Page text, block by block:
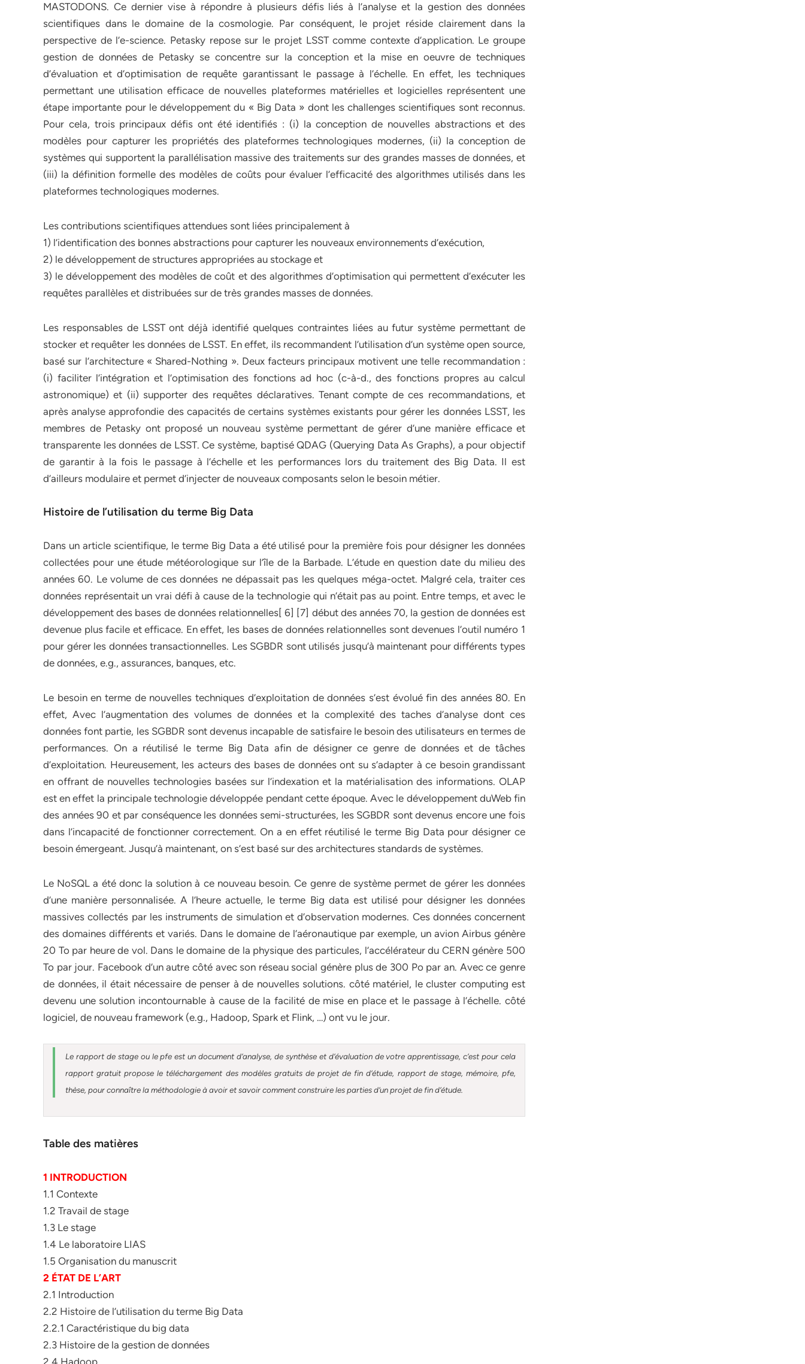
MASTODONS. Ce dernier vise à répondre à plusieurs défis liés à l’analyse et la gestion des données
scientifiques dans le domaine de la cosmologie. Par conséquent, le projet réside clairement dans la
perspective de l’e-science. Petasky repose sur le projet LSST comme contexte d’application. Le groupe
gestion de données de Petasky se concentre sur la conception et la mise en oeuvre de techniques
d’évaluation et d’optimisation de requête garantissant le passage à l’échelle. En effet, les techniques
permettant une utilisation efficace de nouvelles plateformes matérielles et logicielles représentent une
étape importante pour le développement du « Big Data » dont les challenges scientifiques sont reconnus.
Pour cela, trois principaux défis ont été identifiés : (i) la conception de nouvelles abstractions et des
modèles pour capturer les propriétés des plateformes technologiques modernes, (ii) la conception de
systèmes qui supportent la parallélisation massive des traitements sur des grandes masses de données, et
(iii) la définition formelle des modèles de coûts pour évaluer l’efficacité des algorithmes utilisés dans les
plateformes technologiques modernes.
Les contributions scientifiques attendues sont liées principalement à
1) l’identification des bonnes abstractions pour capturer les nouveaux environnements d’exécution,
2) le développement de structures appropriées au stockage et
3) le développement des modèles de coût et des algorithmes d’optimisation qui permettent d’exécuter les
requêtes parallèles et distribuées sur de très grandes masses de données.
Les responsables de LSST ont déjà identifié quelques contraintes liées au futur système permettant de
stocker et requêter les données de LSST. En effet, ils recommandent l’utilisation d’un système open source,
basé sur l’architecture « Shared-Nothing ». Deux facteurs principaux motivent une telle recommandation :
(i) faciliter l’intégration et l’optimisation des fonctions ad hoc (c-à-d., des fonctions propres au calcul
astronomique) et (ii) supporter des requêtes déclaratives. Tenant compte de ces recommandations, et
après analyse approfondie des capacités de certains systèmes existants pour gérer les données LSST, les
membres de Petasky ont proposé un nouveau système permettant de gérer d’une manière efficace et
transparente les données de LSST. Ce système, baptisé QDAG (Querying Data As Graphs), a pour objectif
de garantir à la fois le passage à l’échelle et les performances lors du traitement des Big Data. Il est
d’ailleurs modulaire et permet d’injecter de nouveaux composants selon le besoin métier.
Histoire de l’utilisation du terme Big Data
Dans un article scientifique, le terme Big Data a été utilisé pour la première fois pour désigner les données
collectées pour une étude météorologique sur l’île de la Barbade. L’étude en question date du milieu des
années 60. Le volume de ces données ne dépassait pas les quelques méga-octet. Malgré cela, traiter ces
données représentait un vrai défi à cause de la technologie qui n’était pas au point. Entre temps, et avec le
développement des bases de données relationnelles[ 6] [7] début des années 70, la gestion de données est
devenue plus facile et efficace. En effet, les bases de données relationnelles sont devenues l’outil numéro 1
pour gérer les données transactionnelles. Les SGBDR sont utilisés jusqu’à maintenant pour différents types
de données, e.g., assurances, banques, etc.
Le besoin en terme de nouvelles techniques d’exploitation de données s’est évolué fin des années 80. En
effet, Avec l’augmentation des volumes de données et la complexité des taches d’analyse dont ces
données font partie, les SGBDR sont devenus incapable de satisfaire le besoin des utilisateurs en termes de
performances. On a réutilisé le terme Big Data afin de désigner ce genre de données et de tâches
d’exploitation. Heureusement, les acteurs des bases de données ont su s’adapter à ce besoin grandissant
en offrant de nouvelles technologies basées sur l’indexation et la matérialisation des informations. OLAP
est en effet la principale technologie développée pendant cette époque. Avec le développement duWeb fin
des années 90 et par conséquence les données semi-structurées, les SGBDR sont devenus encore une fois
dans l’incapacité de fonctionner correctement. On a en effet réutilisé le terme Big Data pour désigner ce
besoin émergeant. Jusqu’à maintenant, on s’est basé sur des architectures standards de systèmes.
Le NoSQL a été donc la solution à ce nouveau besoin. Ce genre de système permet de gérer les données
d’une manière personnalisée. A l’heure actuelle, le terme Big data est utilisé pour désigner les données
massives collectés par les instruments de simulation et d’observation modernes. Ces données concernent
des domaines différents et variés. Dans le domaine de l’aéronautique par exemple, un avion Airbus génère
20 To par heure de vol. Dans le domaine de la physique des particules, l’accélérateur du CERN génère 500
To par jour. Facebook d’un autre côté avec son réseau social génère plus de 300 Po par an. Avec ce genre
de données, il était nécessaire de penser à de nouvelles solutions. côté matériel, le cluster computing est
devenu une solution incontournable à cause de la facilité de mise en place et le passage à l’échelle. côté
logiciel, de nouveau framework (e.g., Hadoop, Spark et Flink, …) ont vu le jour.
Le rapport de stage ou le pfe est un document d’analyse, de synthèse et d’évaluation de votre apprentissage, c’est pour cela
rapport gratuitpropose le téléchargement des modèles gratuits de projet de fin d’étude, rapport de stage, mémoire, pfe,
thèse, pour connaître la méthodologie à avoir et savoir comment construire les parties d’un projet de fin d’étude
Table des matières
1 INTRODUCTION
1.1 Contexte
1.2 Travail de stage
1.3 Le stage
1.4 Le laboratoire LIAS
1.5 Organisation du manuscrit
2 ÉTAT DE L’ART
2.1 Introduction
2.2 Histoire de l’utilisation du terme Big Data
2.2.1 Caractéristique du big data
2.3 Histoire de la gestion de données
2.4 Hadoop